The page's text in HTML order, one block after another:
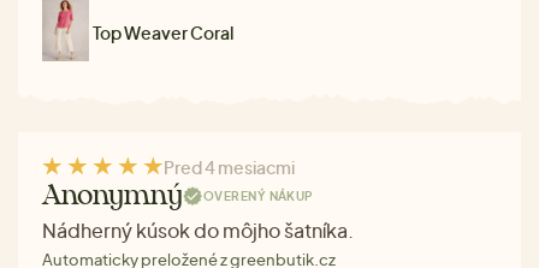
Top Weaver Coral
Pred 4 mesiacmi
Anonymný OVERENÝ NÁKUP
Nádherný kúsok do môjho šatníka.
Automaticky preložené z greenbutik.cz